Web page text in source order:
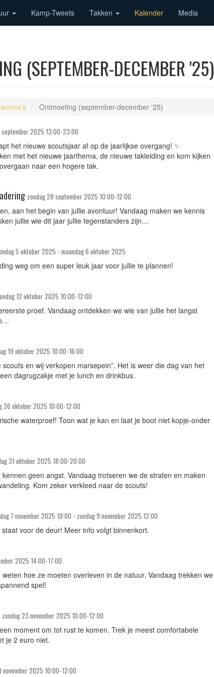
Kamp-Tweets Takken Kalender Media
(SEPTEMBER-DECEMBER '25)
Ontmoeting (september-december '25)
2025 13:00-23:00
het nieuwe scoutsjaar af op de jaarlijkse overgang! ✨
met het nieuwe jaarthema, de nieuwe takleiding en kom kijken
naar een hogere tak.
zondag 28 september 2025 10:00-12:00
aan het begin van jullie avontuur! Vandaag maken we kennis
jullie wie dit jaar jullie tegenstanders zijn…
5 oktober 2025 - maandag 6 oktober 2025
weg om een super leuk jaar voor jullie te plannen!
12 oktober 2025 10:00-12:00
proef. Vandaag ontdekken we wie van jullie het langst
19 oktober 2025 10:00-16:00
scouts en wij verkopen marsepein”. Het is weer die dag van het
dagrugzakje met je lunch en drinkbus.
26 oktober 2025 10:00-12:00
waterproef! Toon wat je kan en laat je boot niet kopje-onder
31 oktober 2025 18:00-20:00
geen angst. Vandaag trotseren we de straten en maken
Kom zeker verkleed naar de scouts!
7 november 2025 19:00 - zondag 9 november 2025 12:00
voor de deur! Meer info volgt binnenkort.
2025 14:00-17:00
hoe ze moeten overleven in de natuur. Vandaag trekken we
spel!
zondag 23 november 2025 10:00-12:00
moment om tot rust te komen. Trek je meest comfortabele
je 2 euro niet.
november 2025 10:00-12:00